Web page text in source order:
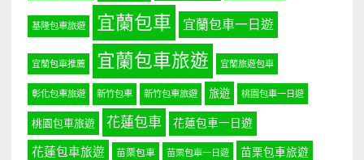
基隆包車旅遊 宜蘭包車 宜蘭包車一日遊
宜蘭包車推薦 宜蘭包車旅遊 宜蘭旅遊包車
彰化包車旅遊 新竹包車 新竹包車旅遊 旅遊 桃園包車一日遊
桃園包車旅遊 花蓮包車 花蓮包車一日遊
花蓮包車旅遊 苗栗包車 苗栗包車一日遊 苗栗包車旅遊